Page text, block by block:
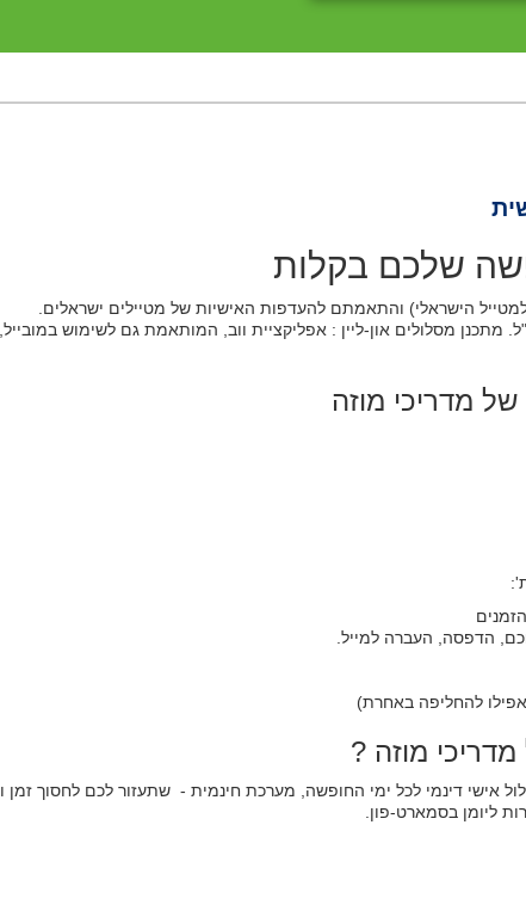
שלכם בקלות
הישראלי) והתאמתם להעדפות האישיות של מטיילים ישראלים.
מסלולים און-ליין : אפליקציית ווב, המותאמת גם לשימוש
מדריכי מוזה
מוזה ?
אישי דינמי לכל ימי החופשה, מערכת חינמית - שתעזור לכם לחסוך
ליומן בסמארט-פון.